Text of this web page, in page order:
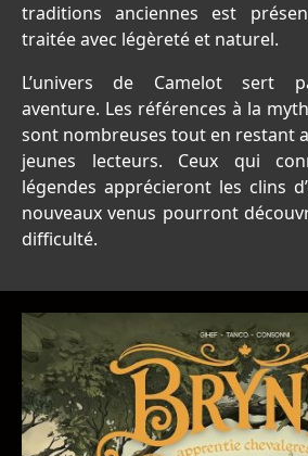
traditions anciennes est
traitée avec légèreté et naturel.
L’univers de Camelot sert
aventure. Les références à la
sont nombreuses tout en restant
jeunes lecteurs. Ceux qui
légendes apprécieront les clins
nouveaux venus pourront
difficulté.